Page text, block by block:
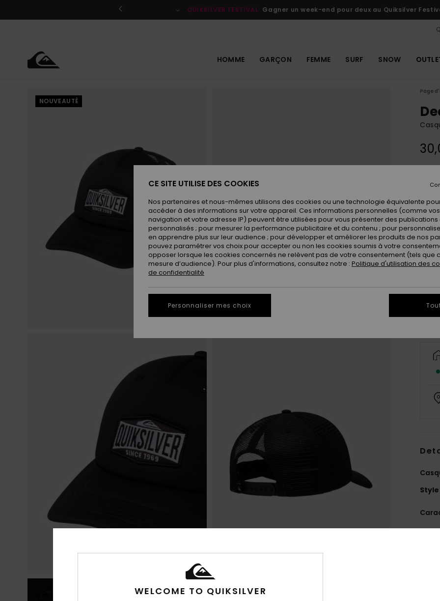
le
QUIKSILVER FESTIVAL Gagner un week-end pour deux au Quiksilver
HOMME GARÇON FEMME SURF SNOW
NOUVEAUTÉ
Page
Style
WELCOME TO QUIKSILVER
CE SITE UTILISE DES COOKIES
Nos partenaires et nous-mêmes utilisons des cookies ou une technologie équivalente
accéder à des informations sur votre appareil. Ces informations personnelles (comme
navigation et votre adresse IP) peuvent être utilisées pour vous présenter des publications
personnalisés ; pour mesurer la performance publicitaire et du contenu ; pour
en apprendre plus sur leur audience ; pour développer et améliorer les produits de nos
pouvez paramétrer vos choix pour accepter ou non les cookies soumis à votre
opposer lorsque les cookies concernés ne relèvent pas de votre consentement (tels que
mesure d’audience). Pour plus d'informations, consultez notre : Politique d'utilisation des
de confidentialité
Personnaliser mes choix